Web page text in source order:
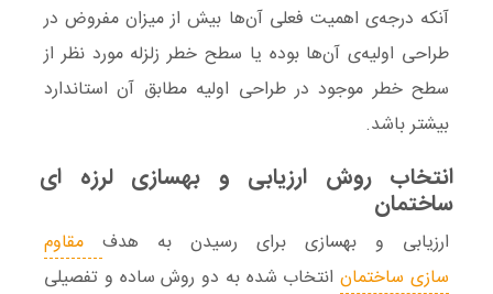
آنکه درجه‌ی اهمیت فعلی آن‌ها بیش از میزان مفروض در
طراحی اولیه‌ی آن‌ها بوده‌ یا سطح خطر زلزله مورد نظر از
سطح خطر موجود در طراحی اولیه مطابق آن استاندارد
بیشتر باشد.
انتخاب روش ارزیابی و بهسازی لرزه ای
ساختمان
ارزیابی و بهسازی برای رسیدن به هدف
مقاوم
سازی ساختمانانتخاب شده به دو روش ساده و تفصیلی